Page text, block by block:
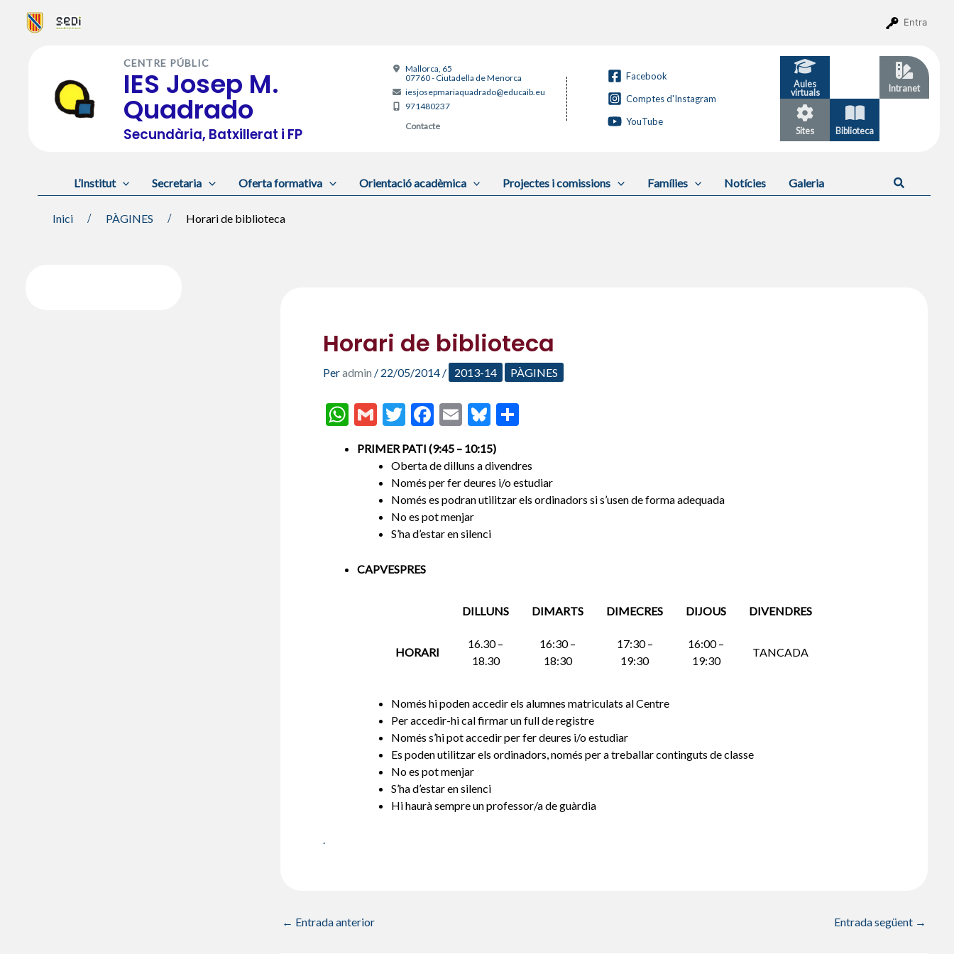
Entra
CENTRE PÚBLIC
IES Josep M.
Quadrado
Secundària, Batxillerat i FP
Mallorca, 65
07760 - Ciutadella de Menorca
iesjosepmariaquadrado@educaib.eu
971480237
Contacte
Facebook
Comptes d'Instagram
YouTube
Aules
virtuals
Intranet
Sites Biblioteca
L’Institut Secretaria Oferta formativa Orientació acadèmica Projectes i comissions Famílies Notícies Galeria Cerca
Inici PÀGINES Horari de biblioteca
Horari de biblioteca
Peradmin / 22/05/2014 / 2013-14 PÀGINES
W
h
at
G
m
ai
l
T
w
itt
er
F
ac
e
b
o
o
E
m
ai
l
Bl
u
es
ky
C
m
p
ar
PRIMER PATI (9:45 – 10:15)
Oberta de dilluns a divendres
Només per fer deures i/o estudiar
Només es podran utilitzar els ordinadors si s’usen de forma adequada
No es pot menjar
S’ha d’estar en silenci
CAPVESPRES
DILLUNS DIMARTS DIMECRES DIJOUS DIVENDRES
HORARI
16.30 –
18.30
16:30 –
18:30
17:30 –
19:30
16:00 –
19:30
TANCADA
Només hi poden accedir els alumnes matriculats al Centre
Per accedir-hi cal firmar un full de registre
Només s’hi pot accedir per fer deures i/o estudiar
Es poden utilitzar els ordinadors, només per a treballar continguts de classe
No es pot menjar
S’ha d’estar en silenci
Hi haurà sempre un professor/a de guàrdia
.
← Entrada anterior Entrada següent →